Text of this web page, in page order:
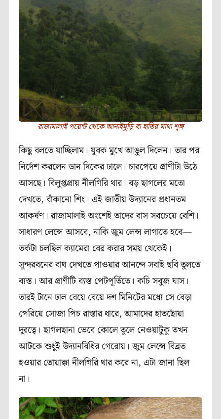
রাজামালাই পয়েন্ট থেকে আনাইমুড়ি বা হাতির মাথা শৃঙ্গ
কিছু বলতে যাচ্ছিলাম। যুবক মুখে আঙুল দিলেন। তার পর
নির্দেশ করলেন ডান দিকের ঢালে। চারপেয়ে প্রাণীটা উঠে
আসছে। বিলুপ্তপ্রায় নীলগিরি থার। বড় ছাগলের মতো
দেখতে, বাঁকানো শিং। এই জাতীয় উদ্যানের প্রধানতম
আকর্ষণ। রাজামালাই অংশেই তাদের বাস সবচেয়ে বেশি।
সাধারণ লেন্সে আসবে, নাকি জুম লেন্স লাগাতে হবে—
তর্কটা চলছিল ক্যামেরা বের করার সময় থেকেই।
সুন্দরবনের বাঘ দেখতে পাওয়ার আনন্দে সবাই ছবি তুলতে
ব্যস্ত। আর প্রাণীটি ব্যস্ত পেটপূর্তিতে। কচি সবুজ ঘাস।
তারই টানে ঢাল বেয়ে বেয়ে দশ মিনিটের মধ্যে সে বেড়া
পেরিয়ে সোজা পিচ রাস্তার ধারে, আমাদের হাতছোঁয়া
দূরত্বে। ছাগলছানা ভেবে কোলে তুলে নেওয়াটুকু তখন
আটকে শুধুই উদ্যানবিধির গেরোয়। জুম লেন্সে বিব্রত
হওয়ার তোয়াক্কা নীলগিরি থার করে না, এটা জানা ছিল
না।